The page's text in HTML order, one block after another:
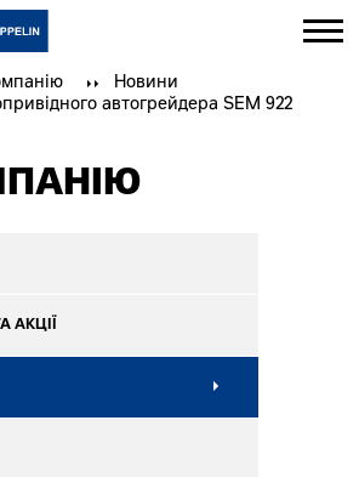
Новини
автогрейдера SEM 922
АКЦІЇ